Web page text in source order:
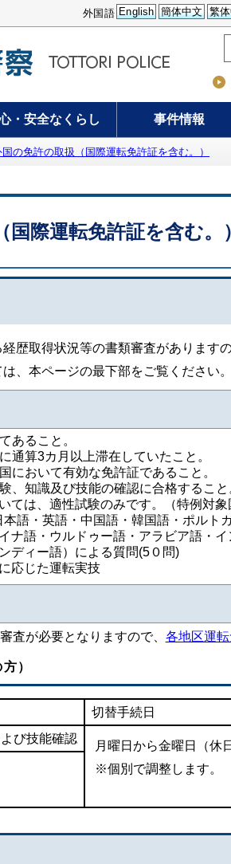
外国語 English 簡体中文 繁
・安全なくらし 事件情報
国の免許の取扱（国際運転免許証を含む。）
際運転免許証を含む。）
歴取得状況等の書類審査がありますの
、本ページの最下部をご覧ください。
あること。
通算3カ月以上滞在していたこと。
において有効な免許証であること。
、知識及び技能の確認に合格すること
ては、適性試験のみです。（特例対
語・英語・中国語・韓国語・ポルト
ナ語・ウルドゥー語・アラビア語・
ディー語）による質問(5０問)
応じた運転実技
査が必要となりますので、 各地区運
）
切替手続日
び技能確認
月曜日から金曜日（休
※個別で調整します。